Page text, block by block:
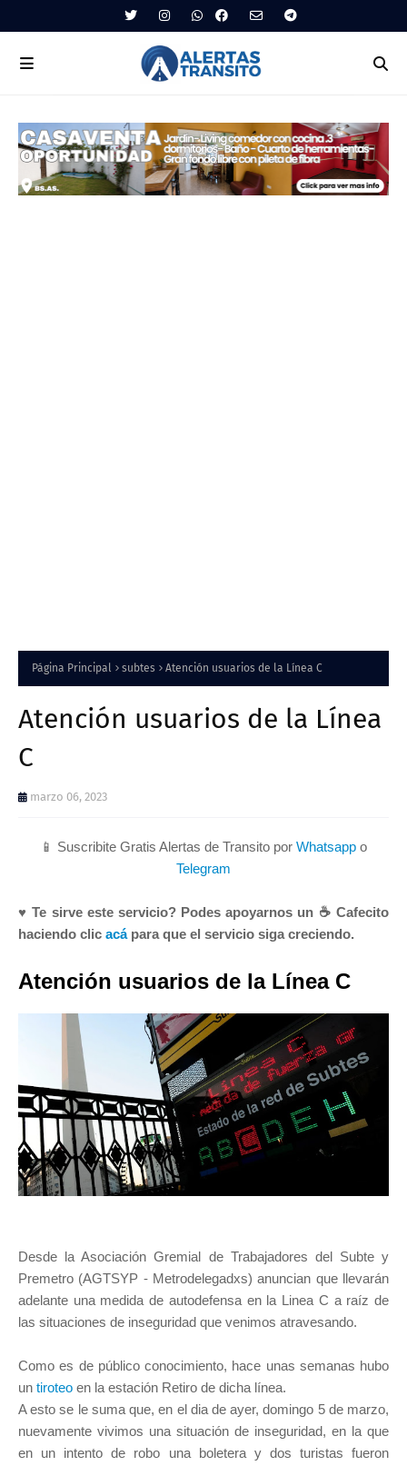
Página Principal subtes Atención usuarios de la Línea C
Atención usuarios de la Línea
C
marzo 06, 2023
📱 Suscribite Gratis Alertas de Transito por Whatsapp o
Telegram
♥ Te sirve este servicio? Podes apoyarnos un ☕ Cafecito
haciendo clic acápara que el servicio siga creciendo.
Atención usuarios de la Línea C
Desde la Asociación Gremial de Trabajadores del Subte y
Premetro (AGTSYP - Metrodelegadxs) anuncian que llevarán
adelante una medida de autodefensa en la Linea C a raíz de
las situaciones de inseguridad que venimos atravesando.
Como es de público conocimiento, hace unas semanas hubo
un tiroteo en la estación Retiro de dicha línea.
A esto se le suma que, en el dia de ayer, domingo 5 de marzo,
nuevamente vivimos una situación de inseguridad, en la que
en un intento de robo una boletera y dos turistas fueron